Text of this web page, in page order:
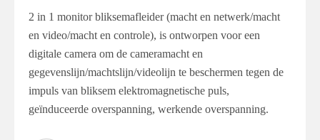
2 in 1 monitor bliksemafleider (macht en netwerk/macht
en video/macht en controle), is ontworpen voor een
digitale camera om de cameramacht en
gegevenslijn/machtslijn/videolijn te beschermen tegen de
impuls van bliksem elektromagnetische puls,
geïnduceerde overspanning, werkende overspanning.